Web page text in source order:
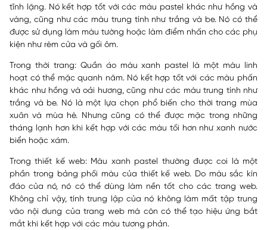
tĩnh lặng. Nó kết hợp tốt với các màu pastel khác như hồng và
vàng, cũng như các màu trung tính như trắng và be. Nó có thể
được sử dụng làm màu tường hoặc làm điểm nhấn cho các phụ
kiện như rèm cửa và gối ôm.
Trong thời trang:Quần áo màu xanh pastel là một màu linh
hoạt có thể mặc quanh năm. Nó kết hợp tốt với các màu phấn
khác như hồng và oải hương, cũng như các màu trung tính như
trắng và be. Nó là một lựa chọn phổ biến cho thời trang mùa
xuân và mùa hè. Nhưng cũng có thể được mặc trong những
tháng lạnh hơn khi kết hợp với các màu tối hơn như xanh nước
biển hoặc xám.
Trong thiết kế web: Màu xanh pastel thường được coi là một
phần trong bảng phối màu của thiết kế web. Do màu sắc kín
đáo của nó, nó có thể dùng làm nền tốt cho các trang web.
Không chỉ vậy, tính trung lập của nó không làm mất tập trung
vào nội dung của trang web mà còn có thể tạo hiệu ứng bắt
mắt khi kết hợp với các màu tương phản.